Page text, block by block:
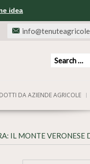
idea
DA AZIENDE AGRICOLE
IL MONTE VERONESE